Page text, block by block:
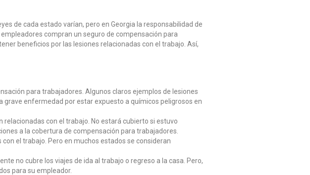
de cada estado varían, pero en Georgia la responsabilidad de
compran un seguro de compensación para
beneficios por las lesiones relacionadas con el trabajo. Así,
para trabajadores. Algunos claros ejemplos de lesiones
grave enfermedad por estar expuesto a químicos peligrosos en
con el trabajo. No estará cubierto si estuvo
a la cobertura de compensación para trabajadores.
el trabajo. Pero en muchos estados se consideran
no cubre los viajes de ida al trabajo o regreso a la casa. Pero,
para su empleador.